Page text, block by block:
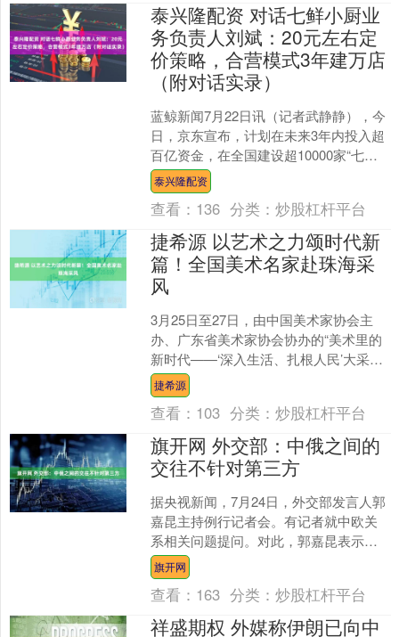
泰兴隆配资 对话七鲜小厨业
务负责人刘斌：20元左右定
价策略，合营模式3年建万店
（附对话实录）
蓝鲸新闻7月22日讯（记者武静静），今
日，京东宣布，计划在未来3年内投入超
百亿资金，在全国建设超10000家“七鲜
小厨”门店，并启动“菜品合伙人”招募计
划，计划....
泰兴隆配资
查看： 136 分类：炒股杠杆平台
捷希源 以艺术之力颂时代新
篇！全国美术名家赴珠海采
风
3月25日至27日，由中国美术家协会主
办、广东省美术家协会协办的“美术里的
新时代——‘深入生活、扎根人民’大采风
活动（广东段）”走进珠海。来自全国各
地的知名美术....
捷希源
查看： 103 分类：炒股杠杆平台
旗开网 外交部：中俄之间的
交往不针对第三方
据央视新闻，7月24日，外交部发言人郭
嘉昆主持例行记者会。有记者就中欧关
系相关问题提问。对此，郭嘉昆表示，
今天上午习近平主席会见欧洲理事会主
席和欧盟委员会主席的....
旗开网
查看： 163 分类：炒股杠杆平台
祥盛期权 外媒称伊朗已向中